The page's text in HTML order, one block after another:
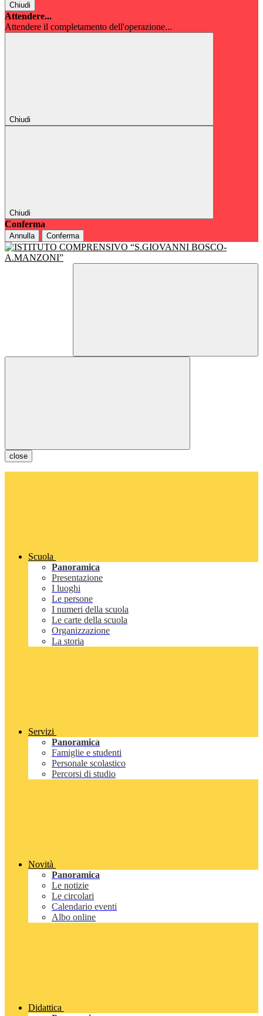
Chiudi
Attendere...
Attendere il completamento dell'operazione...
Chiudi
Chiudi
Conferma
Annulla Conferma
close
Scuola
Panoramica
Presentazione
I luoghi
Le persone
I numeri della scuola
Le carte della scuola
Organizzazione
La storia
Servizi
Panoramica
Famiglie e studenti
Personale scolastico
Percorsi di studio
Novità
Panoramica
Le notizie
Le circolari
Calendario eventi
Albo online
Didattica